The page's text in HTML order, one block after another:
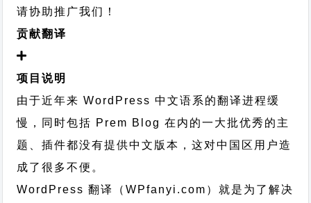
请协助推广我们！
贡献翻译
项目说明
由于近年来 WordPress 中文语系的翻译进程缓
慢，同时包括 Prem Blog 在内的一大批优秀的主
题、插件都没有提供中文版本，这对中国区用户造
成了很多不便。
WordPress 翻译（WPfanyi.com） 就是为了解决